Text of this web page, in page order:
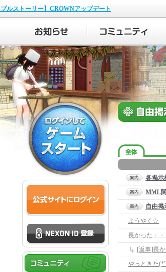
プルストーリー】CROWNアップデート
各掲示
MML
自由掲
ようやく☆
長かった・・
[返事]長
やっときた